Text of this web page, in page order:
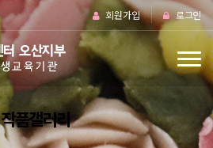
회원가입 로그인
작품갤러리